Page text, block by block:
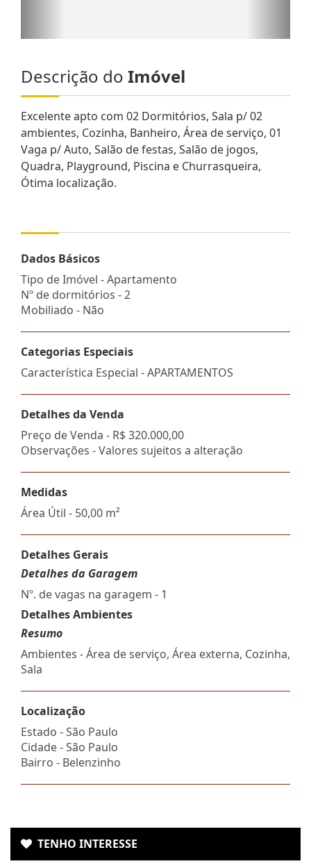
Descrição do Imóvel
Excelente apto com 02 Dormitórios, Sala p/ 02
ambientes, Cozinha, Banheiro, Área de serviço, 01
Vaga p/ Auto, Salão de festas, Salão de jogos,
Quadra, Playground, Piscina e Churrasqueira,
Ótima localização.
Dados Básicos
Tipo de Imóvel - Apartamento
Nº de dormitórios - 2
Mobiliado - Não
Categorias Especiais
Característica Especial - APARTAMENTOS
Detalhes da Venda
Preço de Venda - R$ 320.000,00
Observações - Valores sujeitos a alteração
Medidas
Área Útil - 50,00 m²
Detalhes Gerais
Detalhes da Garagem
Nº. de vagas na garagem - 1
Detalhes Ambientes
Resumo
Ambientes - Área de serviço, Área externa, Cozinha,
Sala
Localização
Estado -São Paulo
Cidade -São Paulo
Bairro - Belenzinho
TENHO INTERESSE